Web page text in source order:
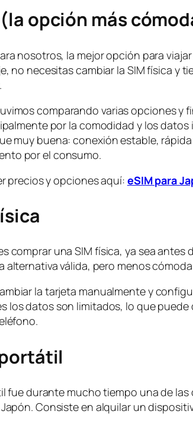
(la opción más
nosotros, la mejor opción para
no necesitas cambiar la SIM física y
comparando varias opciones y
por la comodidad y los datos
muy buena: conexión estable,
por el consumo.
precios y opciones aquí: eSIM para
comprar una SIM física, ya sea antes
alternativa válida, pero menos
la tarjeta manualmente y
los datos son limitados, lo que
fue durante mucho tiempo una de las
Consiste en alquilar un